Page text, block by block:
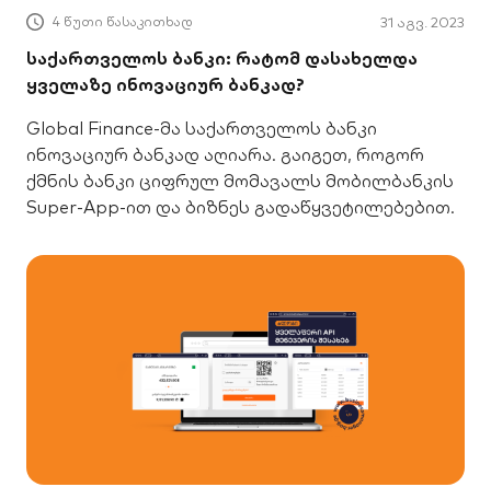
4 წუთი წასაკითხად 31 აგვ. 2023
საქართველოს ბანკი: რატომ დასახელდა
ყველაზე ინოვაციურ ბანკად?
Global Finance-მა საქართველოს ბანკი
ინოვაციურ ბანკად აღიარა. გაიგეთ, როგორ
ქმნის ბანკი ციფრულ მომავალს მობილბანკის
Super-App-ით და ბიზნეს გადაწყვეტილებებით.